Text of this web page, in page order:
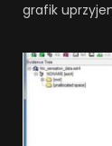
grafik